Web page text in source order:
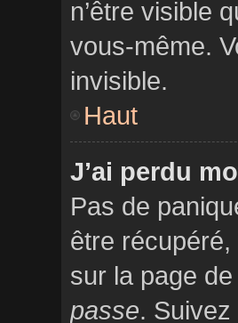
n’être visible
vous-même.
invisible.
Haut
J’ai perdu
Pas de
être
sur la page
passe.